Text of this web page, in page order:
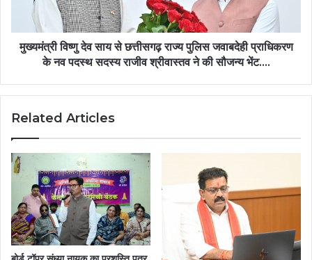
जवाबदेही
प्राधिकरण
पदस्थ
राजीव
की
सौजन्य
भेंट….
मुख्यमंत्री विष्णु देव साय से छत्तीसगढ़ राज्य पुलिस जवाबदेही प्राधिकरण
के नव पदस्थ सदस्य राजीव श्रीवास्तव ने की सौजन्य भेंट….
Related Articles